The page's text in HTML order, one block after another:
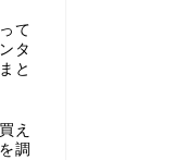
て
タ
と
え
調